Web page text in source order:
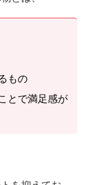
もの
とで満足感が